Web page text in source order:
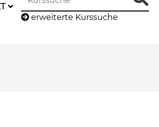
erweiterte Kurssuche